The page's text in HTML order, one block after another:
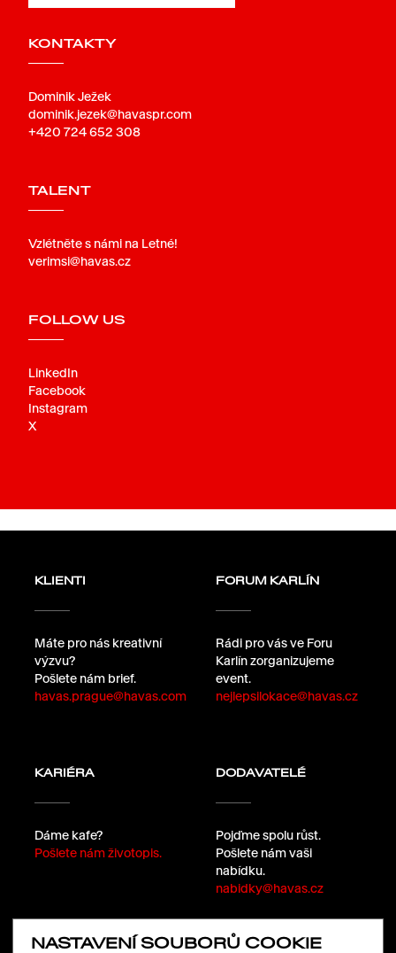
KONTAKTY
Dominik Ježek
dominik.jezek@havaspr.com
+420 724 652 308
TALENT
Vzlétněte s námi na Letné!
verimsi@havas.cz
FOLLOW US
LinkedIn
Facebook
Instagram
X
KLIENTI
Máte pro nás kreativní
výzvu?
Pošlete nám brief.
havas.prague@havas.com
FORUM KARLÍN
Rádi pro vás ve Foru
Karlín zorganizujeme
event.
nejlepsilokace@havas.cz
KARIÉRA
Dáme kafe?
Pošlete nám životopis.
DODAVATELÉ
Pojďme spolu růst.
Pošlete nám vaši
nabídku.
nabidky@havas.cz
NASTAVENÍ SOUBORŮ COOKIE